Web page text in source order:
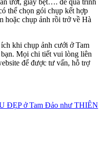
ướt, giày bệt…. để quá trình
thể chọn gói chụp kết hợp
hoặc chụp ảnh rồi trở về Hà
khi chụp ảnh cưới ở Tam
Mọi chi tiết vui lòng liên
để được tư vấn, hỗ trợ
ĐẸP ở Tam Đảo như THIÊN